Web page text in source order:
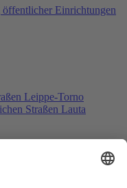
Einrichtungen
Leippe-Torno
Straßen Lauta